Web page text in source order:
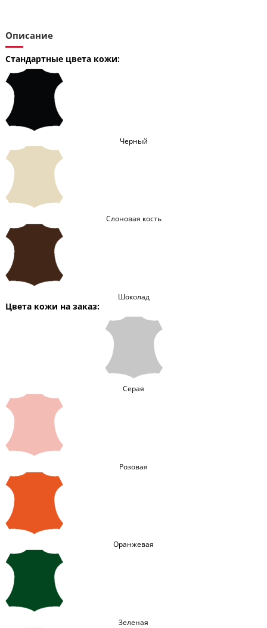
Описание
Стандартные цвета кожи:
Черный
Слоновая кость
Шоколад
Цвета кожи на заказ:
Серая
Розовая
Оранжевая
Зеленая